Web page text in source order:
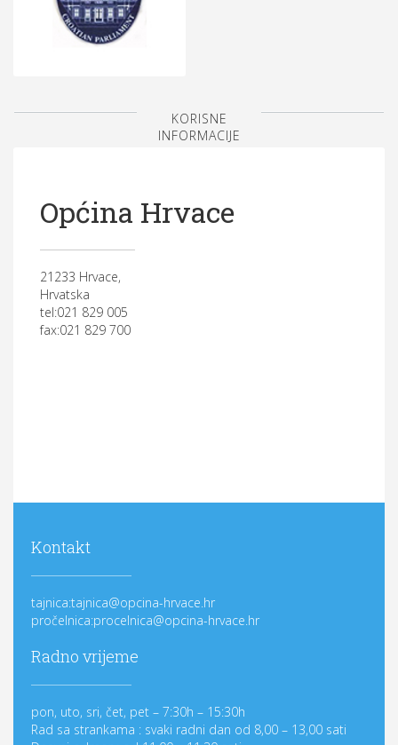
KORISNE
INFORMACIJE
Općina Hrvace
21233 Hrvace,
Hrvatska
tel:021 829 005
fax:021 829 700
Kontakt
tajnica:tajnica@opcina-hrvace.hr
pročelnica:procelnica@opcina-hrvace.hr
Radno vrijeme
pon, uto, sri, čet, pet – 7:30h – 15:30h
Rad sa strankama : svaki radni dan od 8,00 – 13,00 sati